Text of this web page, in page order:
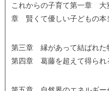
これからの子育て第一章 大
章 賢くて優しい子どもの本
第三章 縁があって結ばれた
第四章 葛藤を超えて得られ